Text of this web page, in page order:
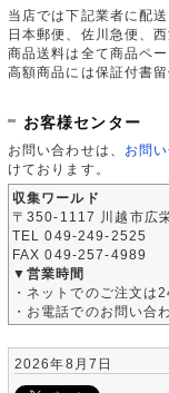
当店では下記業者に配
日本郵便、佐川急便、
商品送料は全て商品ペ
高額商品には保証付書
お客様センター
お問い合わせは、 お問
けております。
収集ワールド
〒350-1117 川越市広
TEL 049-249-2525
FAX 049-257-4989
▼営業時間
・ネットでのご注文は
・お電話でのお問い合
2026年8月7日